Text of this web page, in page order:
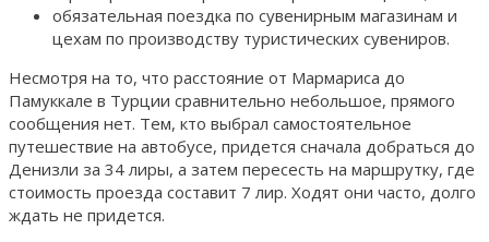
обязательная поездка по сувенирным магазинам и
цехам по производству туристических сувениров.
Несмотря на то, что расстояние от Мармариса до
Памуккале в Турции сравнительно небольшое, прямого
сообщения нет. Тем, кто выбрал самостоятельное
путешествие на автобусе, придется сначала добраться до
Денизли за 34 лиры, а затем пересесть на маршрутку, где
стоимость проезда составит 7 лир. Ходят они часто, долго
ждать не придется.